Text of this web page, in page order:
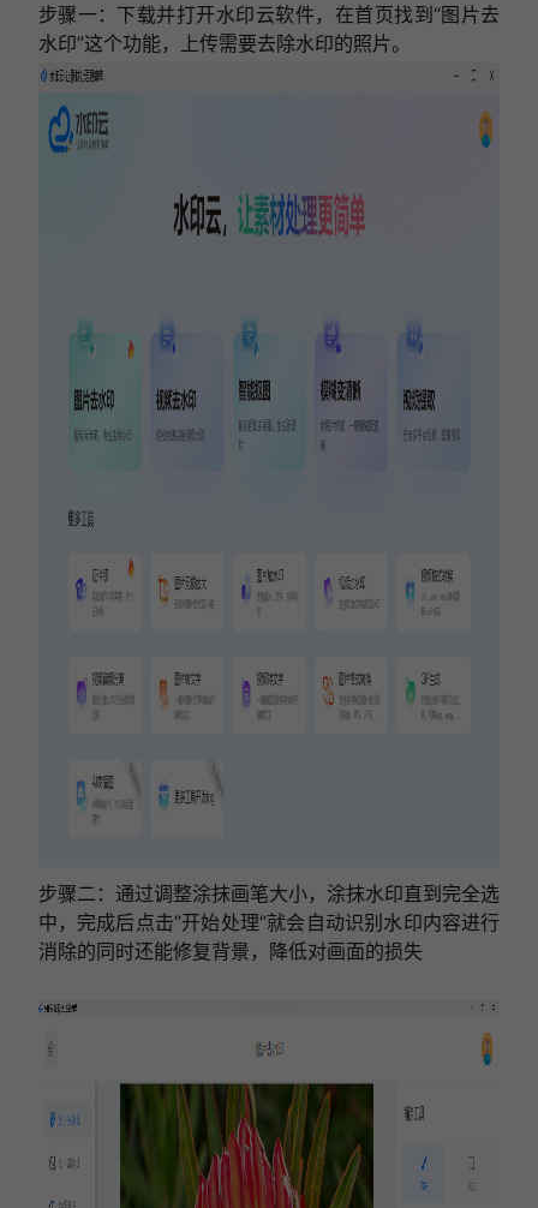
步骤一：下载并打开水印云软件，在首页找到“图片去
水印”这个功能，上传需要去除水印的照片。
步骤二：通过调整涂抹画笔大小，涂抹水印直到完全选
中，完成后点击”开始处理“就会自动识别水印内容进行
消除的同时还能修复背景，降低对画面的损失